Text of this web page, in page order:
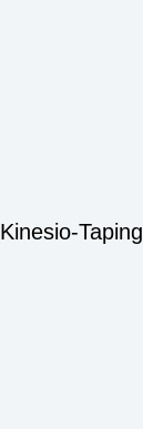
Kinesio-Taping